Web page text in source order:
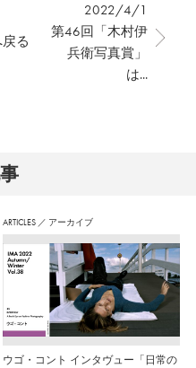
2022/4/1
第46回「木村伊
兵衛写真賞」
は...
る
ARTICLES ／ アーカイブ
ウゴ・コント インタヴュー「日常の